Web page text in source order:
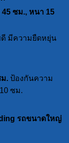
45 ซม., หนา 15
มีความยืดหยุ่น
. ป้องกันความ
ซม.
รถขนาดใหญ่